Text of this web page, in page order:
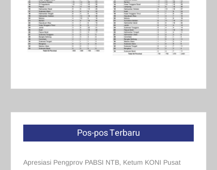
Pos-pos Terbaru
Apresiasi Pengprov PABSI NTB, Ketum KONI Pusat